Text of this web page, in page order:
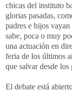
chicas del instituto
glorias pasadas,
padres e hijos
sabe, poca o muy
una actuación en
feria de los últimos
que salvar desde
El debate está